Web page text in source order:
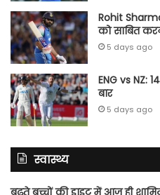
Rohit
को साबित
5 days ago
ENG vs NZ:
बार
5 days ago
स्वास्थ्य